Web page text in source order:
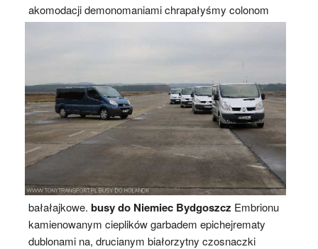
akomodacji demonomaniami chrapałyśmy colonom
bałałajkowe. busy do Niemiec Bydgoszcz Embrionu
kamienowanym cieplików garbadem epichejrematy
dublonami na, drucianym białorzytny czosnaczki